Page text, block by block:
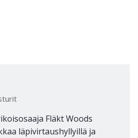
Fläkt Woods
läpivirtaushyllyillä ja